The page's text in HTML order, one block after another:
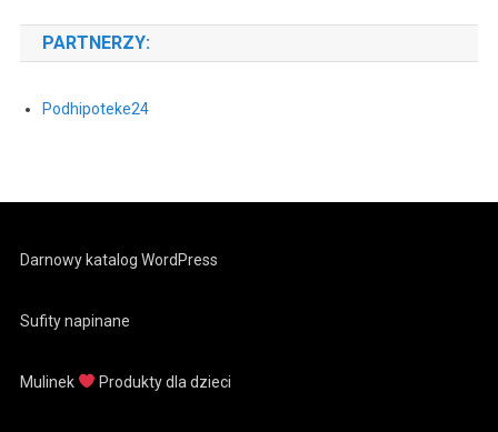
PARTNERZY:
Podhipoteke24
Darnowy katalog WordPress
Sufity napinane
Mulinek Produkty dla dzieci